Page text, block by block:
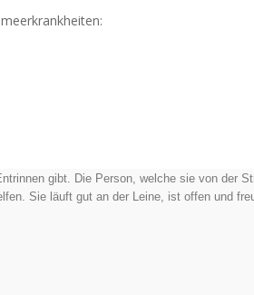
gibt. Die Person, welche sie von der
Sie läuft gut an der Leine, ist offen und